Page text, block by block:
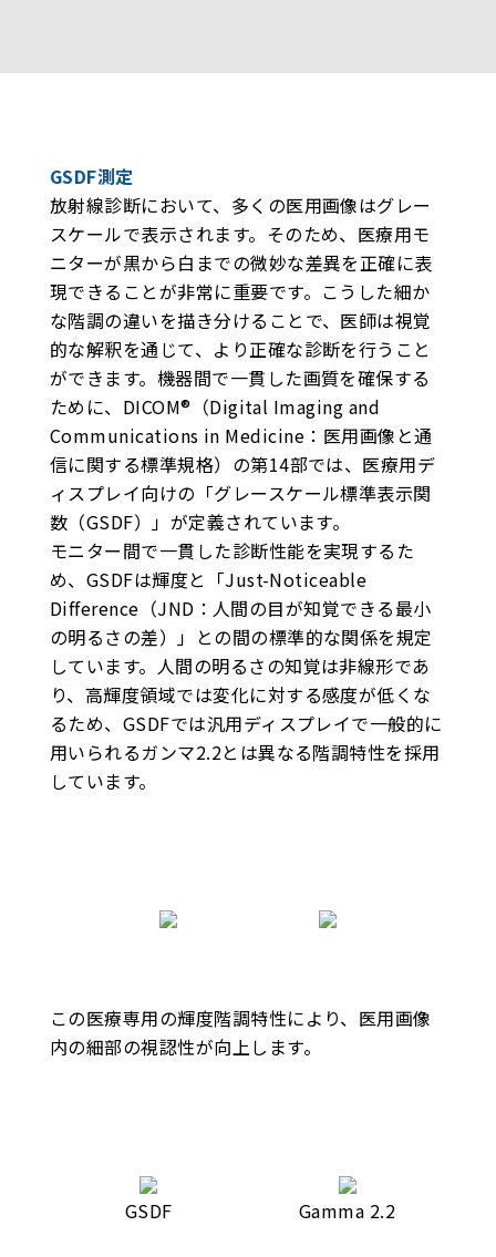
GSDF測定
放射線診断において、多くの医用画像はグレー
スケールで表示されます。そのため、医療用モ
ニターが黒から白までの微妙な差異を正確に表
現できることが非常に重要です。こうした細か
な階調の違いを描き分けることで、医師は視覚
的な解釈を通じて、より正確な診断を行うこと
ができます。機器間で一貫した画質を確保する
ために、DICOM®（Digital Imaging and
Communications in Medicine：医用画像と通
信に関する標準規格）の第14部では、医療用デ
ィスプレイ向けの「グレースケール標準表示関
数（GSDF）」が定義されています。
モニター間で一貫した診断性能を実現するた
め、GSDFは輝度と「Just-Noticeable
Difference（JND：人間の目が知覚できる最小
の明るさの差）」との間の標準的な関係を規定
しています。人間の明るさの知覚は非線形であ
り、高輝度領域では変化に対する感度が低くな
るため、GSDFでは汎用ディスプレイで一般的に
用いられるガンマ2.2とは異なる階調特性を採用
しています。
この医療専用の輝度階調特性により、医用画像
内の細部の視認性が向上します。
GSDF Gamma 2.2